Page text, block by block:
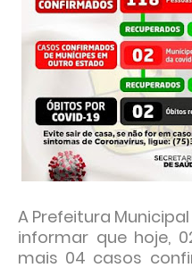
A Prefeitura
informar que hoje,
mais 04 casos